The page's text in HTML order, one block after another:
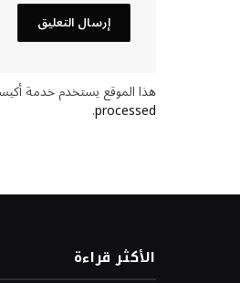
هذا الموقع يستخدم خدمة
processed
.
الأكثر قراءة